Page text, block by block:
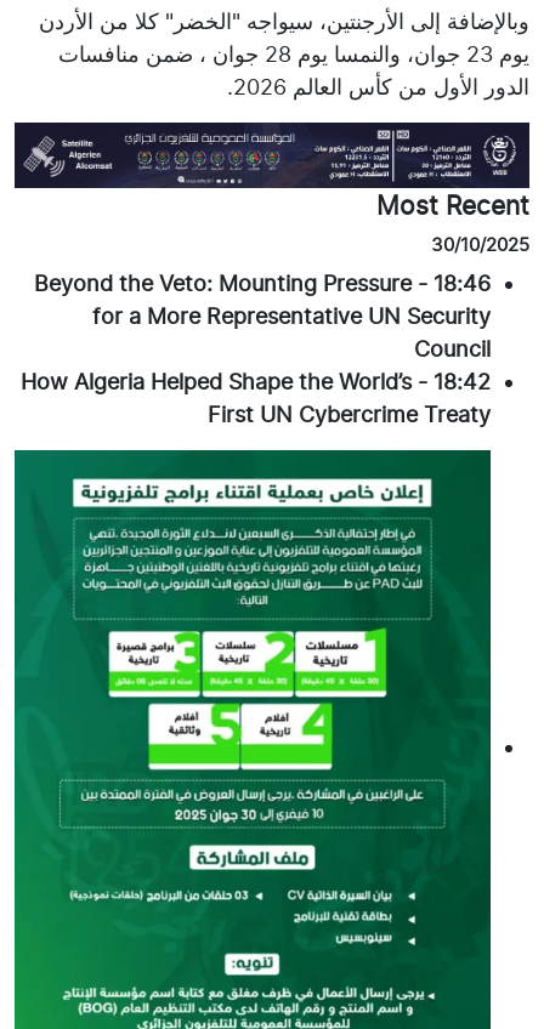
وبالإضافة إلى الأرجنتين، سيواجه "الخضر" كلا من الأردن
يوم 23 جوان، والنمسا يوم 28 جوان ، ضمن منافسات
الدور الأول من كأس العالم 2026.
Most Recent
30/10/2025
18:46
-
Beyond the Veto: Mounting Pressure
for a More Representative UN Security
Council
18:42
-
How Algeria Helped Shape the World’s
First UN Cybercrime Treaty